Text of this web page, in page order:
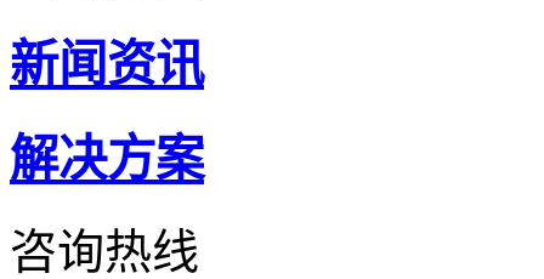
新闻资讯
解决方案
咨询热线